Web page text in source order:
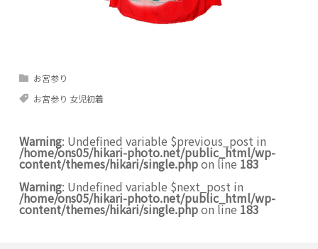
お宮参り
お宮参り 女児初着
Warning: Undefined variable $previous_post in
/home/ons05/hikari-photo.net/public_html/wp-
content/themes/hikari/single.phpon line 183
Warning: Undefined variable $next_post in
/home/ons05/hikari-photo.net/public_html/wp-
content/themes/hikari/single.phpon line 183